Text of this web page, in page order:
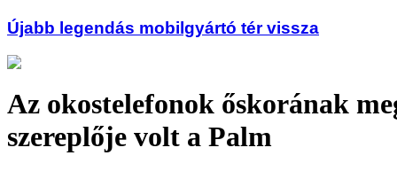
Újabb legendás mobilgyártó tér vissza
Az okostelefonok őskorának
szereplője volt a Palm